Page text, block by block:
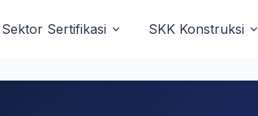
Sektor Sertifikasi SKK Konstruksi